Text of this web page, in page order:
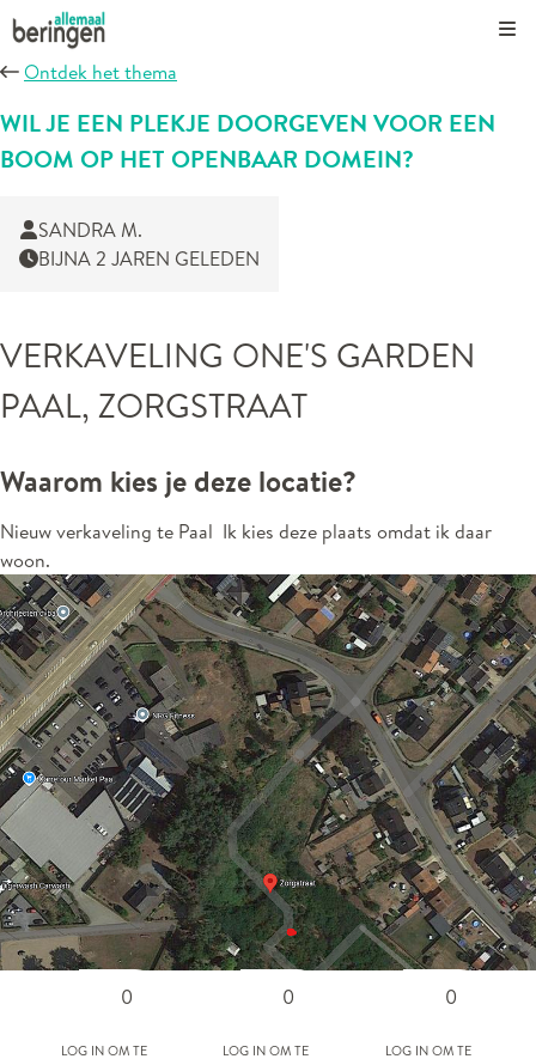
Ontdek het thema
WIL JE EEN PLEKJE DOORGEVEN VOOR EEN
BOOM OP HET OPENBAAR DOMEIN?
SANDRA M.
BIJNA 2 JAREN GELEDEN
VERKAVELING ONE'S GARDEN
PAAL, ZORGSTRAAT
Waarom kies je deze locatie?
Nieuw verkaveling te Paal Ik kies deze plaats omdat ik daar
woon.
0
Log in om te
0
Log in om te
0
Log in om te